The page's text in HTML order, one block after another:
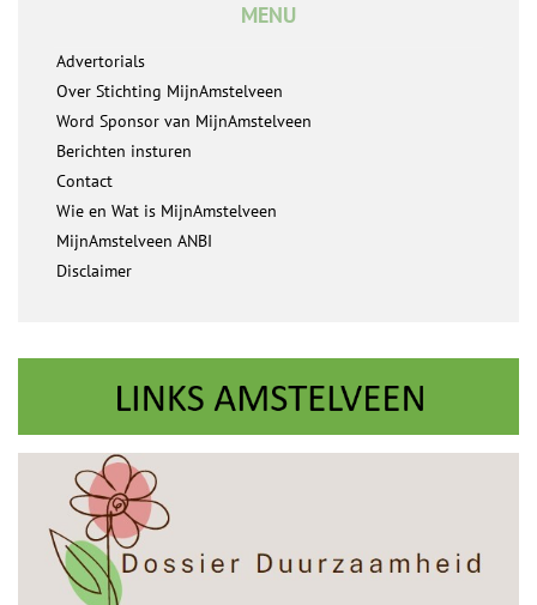
MENU
Advertorials
Over Stichting MijnAmstelveen
Word Sponsor van MijnAmstelveen
Berichten insturen
Contact
Wie en Wat is MijnAmstelveen
MijnAmstelveen ANBI
Disclaimer